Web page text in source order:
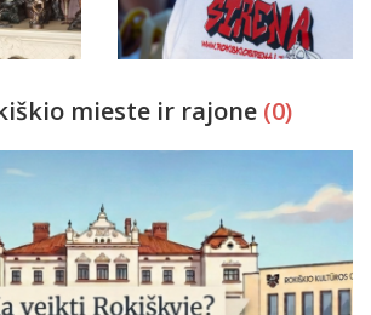
mieste ir rajone (0)